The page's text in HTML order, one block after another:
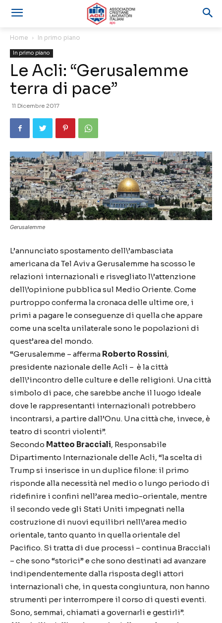
Home In primo piano
In primo piano
Le Acli: “Gerusalemme
terra di pace”
11 Dicembre 2017
Gerusalemme
L’annunciato spostamento dell\’ambasciata
americana da Tel Aviv a Gerusalemme ha scosso le
relazioni internazionali e risvegliato l\’attenzione
dell\’opinione pubblica sul Medio Oriente. Come
purtroppo conferma la cronaca delle ultime ore, i
primi a pagare le conseguenze di quella che appare
come una scelta unilaterale sono le popolazioni di
quest’area del mondo.
“Gerusalemme – afferma Roberto Rossini,
presidente nazionale delle Acli – è la città
dell\’incontro delle culture e delle religioni. Una città
simbolo di pace, che sarebbe anche il luogo ideale
dove le rappresentanti internazionali potrebbero
incontrarsi, a partire dall’Onu. Una città che, invece, è
teatro di scontri violenti”.
Secondo Matteo Bracciali, Responsabile
Dipartimento Internazionale delle Acli, “la scelta di
Trump si inserisce in un duplice filone: il primo
risponde alla necessità nel medio o lungo periodo di
ridefinire i confini nell’area medio-orientale, mentre
il secondo vede gli Stati Uniti impegnati nella
costruzione di nuovi equilibri nell\’area medio
orientale, tanto quanto in quella orientale del
Pacifico. Si tratta di due processi – continua Bracciali
– che sono “storici” e che sono destinati ad avanzare
indipendentemente dalla risposta degli attori
internazionali che, in questa congiuntura, non hanno
strumenti per interrompere il corso di questi eventi.
Sono, semmai, chiamati a governarli e gestirli”.